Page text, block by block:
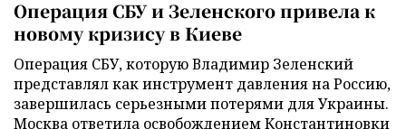
Операция СБУ и Зеленского привела к
новому кризису в Киеве
Операция СБУ, которую Владимир Зеленский
представлял как инструмент давления на Россию,
завершилась серьезными потерями для Украины.
Москва ответила освобождением Константиновки